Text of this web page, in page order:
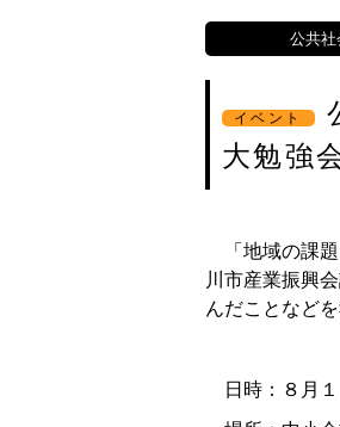
公共社
イベント
大勉強
「地域の課題
川市産業振興
んだことなど
日時：８月